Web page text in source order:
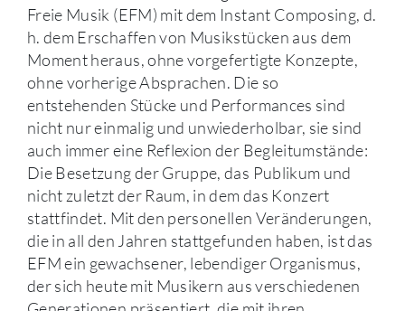
Freie Musik (EFM) mit dem Instant Composing, d.
h. dem Erschaffen von Musikstücken aus dem
Moment heraus, ohne vorgefertigte Konzepte,
ohne vorherige Absprachen. Die so
entstehenden Stücke und Performances sind
nicht nur einmalig und unwiederholbar, sie sind
auch immer eine Reflexion der Begleitumstände:
Die Besetzung der Gruppe, das Publikum und
nicht zuletzt der Raum, in dem das Konzert
stattfindet. Mit den personellen Veränderungen,
die in all den Jahren stattgefunden haben, ist das
EFM ein gewachsener, lebendiger Organismus,
der sich heute mit Musikern aus verschiedenen